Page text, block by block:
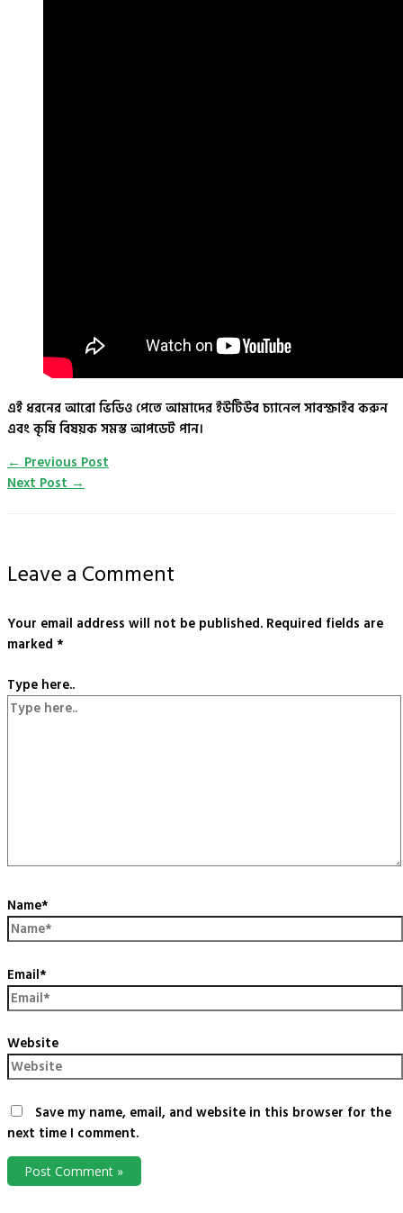
এই ধরনের আরো ভিডিও পেতে আমাদের ইউটিউব চ্যানেল সাবস্ক্রাইব করুন
এবং কৃষি বিষয়ক সমস্ত আপডেট পান।
←Previous Post
Next Post→
Leave a Comment
Your email address will not be published. Required fields are
marked *
Type here..
Name*
Email*
Website
Save my name, email, and website in this browser for the
next time I comment.